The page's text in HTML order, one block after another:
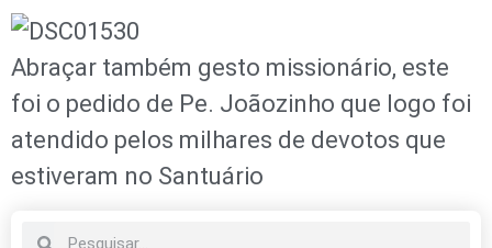
Abraçar também gesto missionário, este
foi o pedido de Pe. Joãozinho que logo foi
atendido pelos milhares de devotos que
estiveram no Santuário